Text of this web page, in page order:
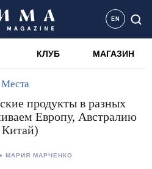
EN
КЛУБ МАГАЗИН
Места
продукты в разных
Европу, Австралию
МАРИЯ МАРЧЕНКО